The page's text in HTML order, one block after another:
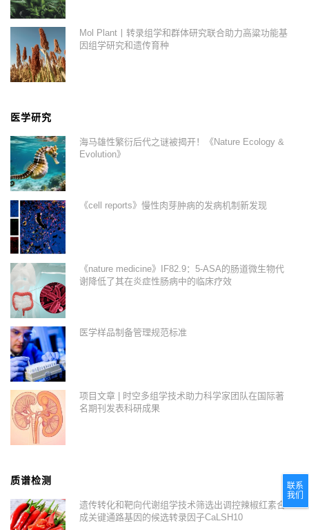
Mol Plant丨转录组学和群体研究联合助力高粱功能基
因组学研究和遗传育种
医学研究
海马雄性繁衍后代之谜被揭开！《Nature Ecology &
Evolution》
《cell reports》慢性肉芽肿病的发病机制新发现
《nature medicine》IF82.9：5-ASA的肠道微生物代
谢降低了其在炎症性肠病中的临床疗效
医学样品制备管理规范标准
项目文章 | 时空多组学技术助力科学家团队在国际著
名期刊发表科研成果
质谱检测
遗传转化和靶向代谢组学技术筛选出调控辣椒红素合
成关键通路基因的候选转录因子CaLSH10
联系
我们